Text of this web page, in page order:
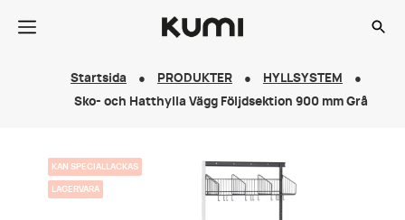
Startsida PRODUKTER
HYLLSYSTEM
Sko- och Hatthylla Vägg Följdsektion 900 mm Grå
KAN SPECIALLACKAS
LAGERVARA